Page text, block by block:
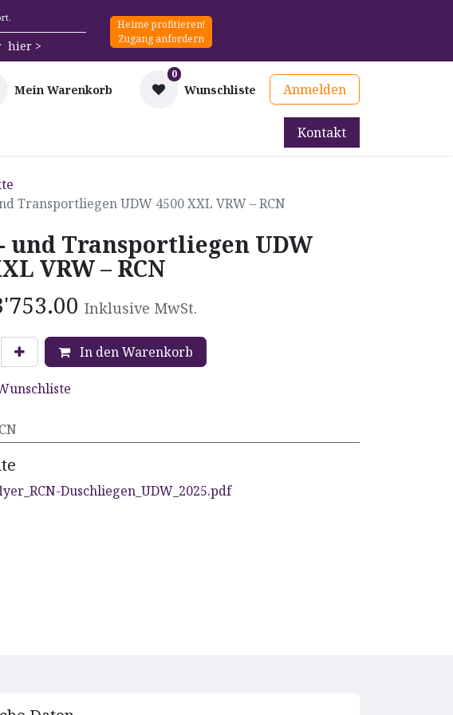
hier >
Heime profitieren!
Zugang anfordern
Mein Warenkorb
0
Wunschliste Anmelden
Mieten
Kontakt
Transportliegen UDW 4500 XXL VRW – RCN
und Transportliegen UDW
VRW – RCN
Inklusive MwSt.
In den Warenkorb
Duschliegen_UDW_2025.pdf